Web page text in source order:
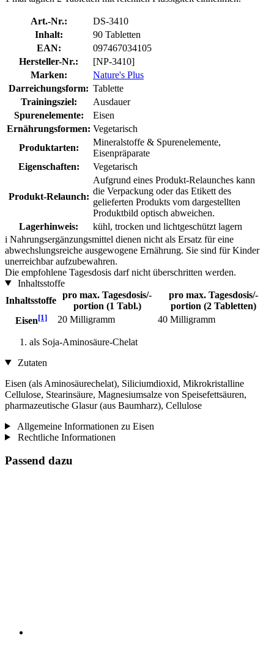
Art.-Nr.:
DS-3410
Inhalt:
90 Tabletten
EAN:
097467034105
Hersteller-Nr.:
[NP-3410]
Marken:
Nature's Plus
Darreichungsform: Tablette
Trainingsziel:
Ausdauer
Spurenelemente:
Eisen
Ernährungsformen: Vegetarisch
Produktarten:
Mineralstoffe & Spurenelemente,
Eisenpräparate
Eigenschaften:
Vegetarisch
Produkt-Relaunch:
Aufgrund eines Produkt-Relaunches kann
die Verpackung oder das Etikett des
gelieferten Produkts vom dargestellten
Produktbild optisch abweichen.
Lagerhinweis:
kühl, trocken und lichtgeschützt lagern
i Nahrungsergänzungsmittel dienen nicht als Ersatz für eine
abwechslungsreiche ausgewogene Ernährung. Sie sind für Kinder
unerreichbar aufzubewahren.
Die empfohlene Tagesdosis darf nicht überschritten werden.
Inhaltsstoffe
Inhaltsstoffe
pro max. Tagesdosis/-
portion (1 Tabl.)
pro max. Tagesdosis/-
portion (2 Tabletten)
Eisen[1] 20 Milligramm 40 Milligramm
als Soja-Aminosäure-Chelat
Zutaten
Eisen (als Aminosäurechelat), Siliciumdioxid, Mikrokristalline
Cellulose, Stearinsäure, Magnesiumsalze von Speisefettsäuren,
pharmazeutische Glasur (aus Baumharz), Cellulose
Allgemeine Informationen zu Eisen
Rechtliche Informationen
Passend dazu